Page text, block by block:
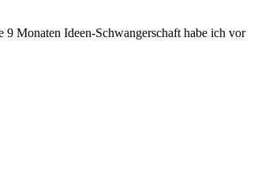
Monaten Ideen-Schwangerschaft habe ich vor